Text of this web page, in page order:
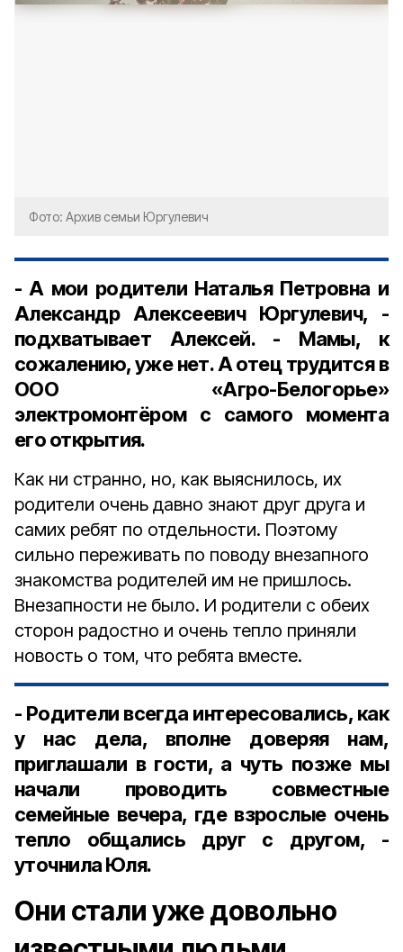
Фото: Архив семьи Юргулевич
- А мои родители Наталья Петровна и
Александр Алексеевич Юргулевич, -
подхватывает Алексей. - Мамы, к
сожалению, уже нет. А отец трудится в
ООО «Агро-Белогорье»
электромонтёром с самого момента
его открытия.
Как ни странно, но, как выяснилось, их
родители очень давно знают друг друга и
самих ребят по отдельности. Поэтому
сильно переживать по поводу внезапного
знакомства родителей им не пришлось.
Внезапности не было. И родители с обеих
сторон радостно и очень тепло приняли
новость о том, что ребята вместе.
- Родители всегда интересовались, как
у нас дела, вполне доверяя нам,
приглашали в гости, а чуть позже мы
начали проводить совместные
семейные вечера, где взрослые очень
тепло общались друг с другом, -
уточнила Юля.
Они стали уже довольно